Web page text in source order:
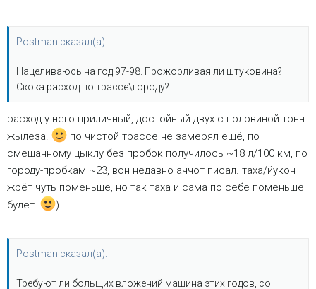
Postman сказал(а):
Нацеливаюсь на год 97-98. Прожорливая ли штуковина?
Скока расход по трассе\городу?
расход у него приличный, достойный двух с половиной тонн
жылеза.
по чистой трассе не замерял ещё, по
смешанному цыклу без пробок получилось ~18 л/100 км, по
городу-пробкам ~23, вон недавно аччот писал. таха/йукон
жрёт чуть поменьше, но так таха и сама по себе поменьше
будет.
)
Postman сказал(а):
Требуют ли больщих вложений машина этих годов, со